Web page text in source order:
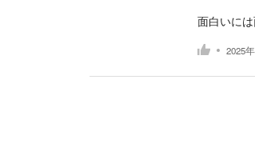
面白いに
2025